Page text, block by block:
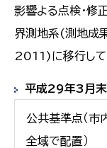
影響よる点検・修
界測地系(測地成
2011)に移行して
平成29年3月
公共基準点（市
全域で配置）